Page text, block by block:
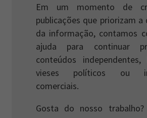
Em um momento de
publicações que priorizam a
da informação, contamos
ajuda para continuar
conteúdos
vieses políticos ou
comerciais.
Gosta do nosso